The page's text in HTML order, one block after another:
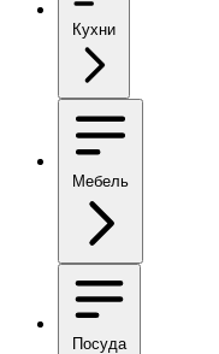
Кухни
Мебель
Посуда